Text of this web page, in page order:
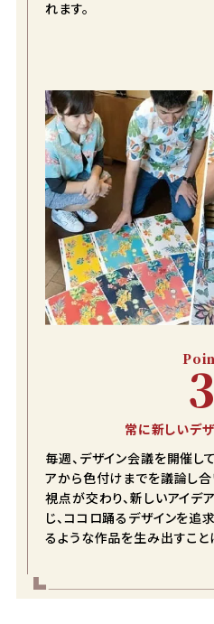
M
在庫数1
L
在庫数 1
LL
在庫切れ
3L
在庫切れ
オフブ
S
在庫切れ
M
在庫切れ
L
LL
れます。
3
常に新しいデ
毎週、デザイン会議を開催し
アから色付けまでを議論し
視点が交わり、新しいアイデ
じ、ココロ踊るデザインを追
るような作品を生み出すこと